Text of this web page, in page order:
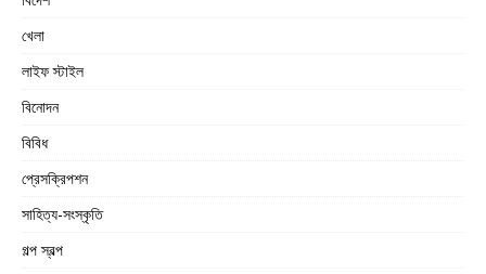
খেলা
লাইফ স্টাইল
বিনোদন
বিবিধ
প্রেসক্রিপশন
সাহিত্য-সংস্কৃতি
গল্প স্বল্প